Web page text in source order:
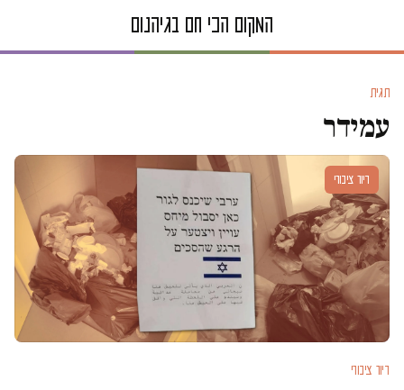
תגית
עמידר
דיור ציבורי
דיור ציבורי